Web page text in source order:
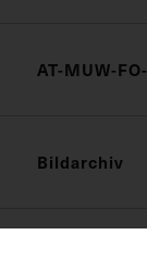
AT-MUW-
Bildarchiv